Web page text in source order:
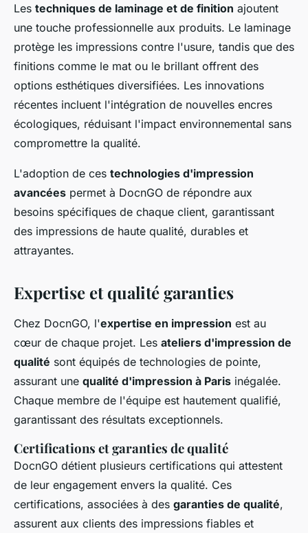
Les techniques de laminage et de finition ajoutent
une touche professionnelle aux produits. Le laminage
protège les impressions contre l'usure, tandis que des
finitions comme le mat ou le brillant offrent des
options esthétiques diversifiées. Les innovations
récentes incluent l'intégration de nouvelles encres
écologiques, réduisant l'impact environnemental sans
compromettre la qualité.
L'adoption de ces technologies d'impression
avancées permet à DocnGO de répondre aux
besoins spécifiques de chaque client, garantissant
des impressions de haute qualité, durables et
attrayantes.
Expertise et qualité garanties
Chez DocnGO, l'expertise en impression est au
cœur de chaque projet. Les ateliers d'impression de
qualité sont équipés de technologies de pointe,
assurant une qualité d'impression à Paris inégalée.
Chaque membre de l'équipe est hautement qualifié,
garantissant des résultats exceptionnels.
Certifications et garanties de qualité
DocnGO détient plusieurs certifications qui attestent
de leur engagement envers la qualité. Ces
certifications, associées à des garanties de qualité,
assurent aux clients des impressions fiables et